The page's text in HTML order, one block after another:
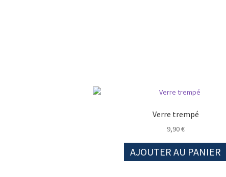
Verre trempé
9,90€
AJOUTER AU PANIER